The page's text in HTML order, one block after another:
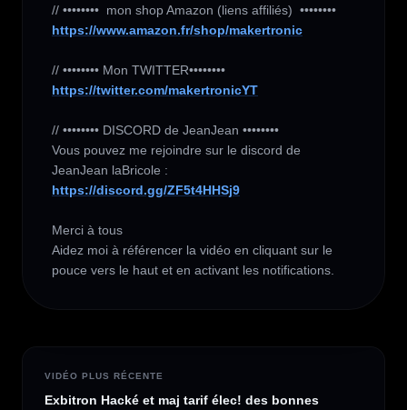
https://www.amazon.fr/shop/makertronic
https://twitter.com/makertronicYT
// •••••••• DISCORD de JeanJean ••••••••
Vous pouvez me rejoindre sur le discord de
https://discord.gg/ZF5t4HHSj9
Merci à tous
Aidez moi à référencer la vidéo en cliquant sur le
pouce vers le haut et en activant les notifications.
VIDÉO PLUS RÉCENTE
Exbitron Hacké et maj tarif élec! des bonnes